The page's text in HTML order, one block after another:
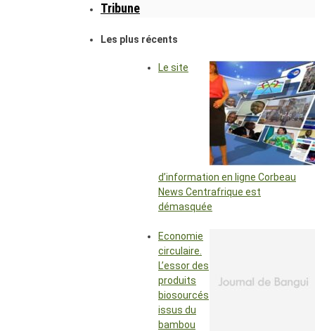
Tribune
Les plus récents
Le site
d’information en ligne Corbeau
News Centrafrique est
démasquée
Economie
circulaire.
L’essor des
produits
biosourcés
issus du
bambou